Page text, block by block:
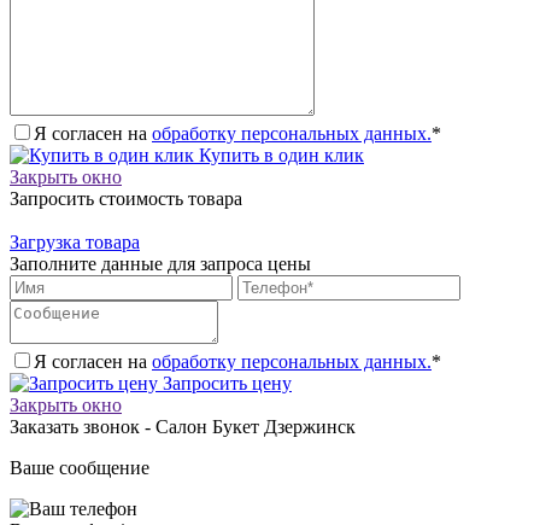
Я согласен на обработку персональных данных.*
Купить в один клик
Закрыть окно
Запросить стоимость товара
Загрузка товара
Заполните данные для запроса цены
Я согласен на обработку персональных данных.*
Запросить цену
Закрыть окно
Заказать звонок - Салон Букет Дзержинск
Ваше сообщение